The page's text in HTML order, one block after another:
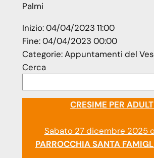
Palmi
Inizio:04/04/2023 11:00
Fine:04/04/2023 00:00
Categorie:Appuntamenti del
Cerca
CRESIME PER
Sabato 27 dicembre 2025
PARROCCHIA SANTA